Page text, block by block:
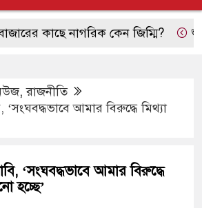
কাছে নাগরিক কেন জিম্মি? শুভেচ্ছার
,রাজনীতি
‘সংঘবদ্ধভাবে আমার বিরুদ্ধে মিথ্যা
‘সংঘবদ্ধভাবে আমার বিরুদ্ধে
হচ্ছে’